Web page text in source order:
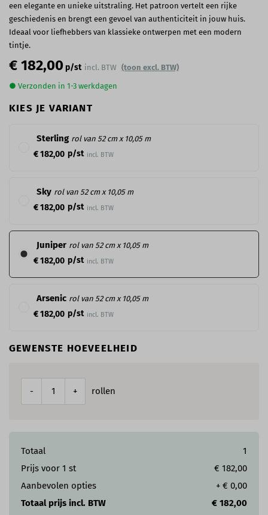
€ 182,00p/st incl. BTW (toon excl. BTW)
● Verzonden in 1-3 werkdagen
KIES JE VARIANT
Sterling rol van 52 cm x 10,05 m
€ 182,00 p/st incl. BTW
Sky rol van 52 cm x 10,05 m
€ 182,00 p/st incl. BTW
Juniper rol van 52 cm x 10,05 m
€ 182,00 p/st incl. BTW
Arsenic rol van 52 cm x 10,05 m
€ 182,00 p/st incl. BTW
GEWENSTE HOEVEELHEID
- + rollen
Totaal
1
Prijs voor 1 st
€ 182,00
Aanbevolen opties
+ € 0,00
Totaal prijs incl. BTW
€ 182,00
een elegante en unieke uitstraling. Het patroon vertelt een rijke
geschiedenis en brengt een gevoel van authenticiteit in jouw huis.
Ideaal voor liefhebbers van klassieke ontwerpen met een modern
tintje.